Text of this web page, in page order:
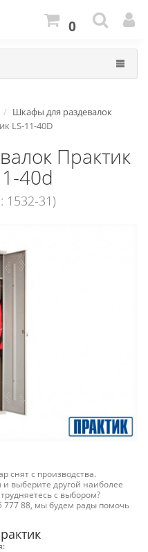
0
Шкафы для раздевалок
LS-11-40D
Практик
40d
1532-31)
снят с производства.
и выберите другой наиболее
с выбором?
777 88, мы будем рады помочь